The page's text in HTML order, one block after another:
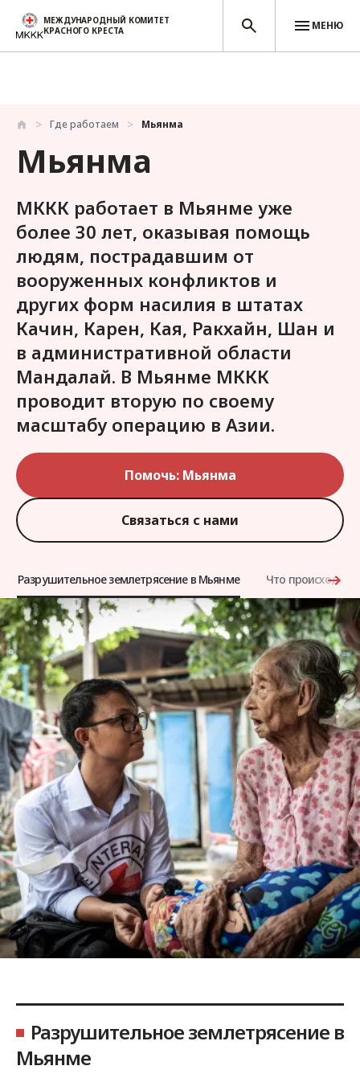
Перейти к основному содержанию
МЕЖДУНАРОДНЫЙ КОМИТЕТ
КРАСНОГО КРЕСТА
МЕНЮ
Где работаем Мьянма
Мьянма
МККК работает в Мьянме уже
более 30 лет, оказывая помощь
людям, пострадавшим от
вооруженных конфликтов и
других форм насилия в штатах
Качин, Карен, Кая, Ракхайн, Шан и
в административной области
Мандалай. В Мьянме МККК
проводит вторую по своему
масштабу операцию в Азии.
Помочь: Мьянма
Связаться с нами
Разрушительное землетрясение в Мьянме Что происходит
Разрушительное землетрясение в
Мьянме